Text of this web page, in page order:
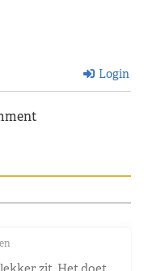
Login
zit. Het doet